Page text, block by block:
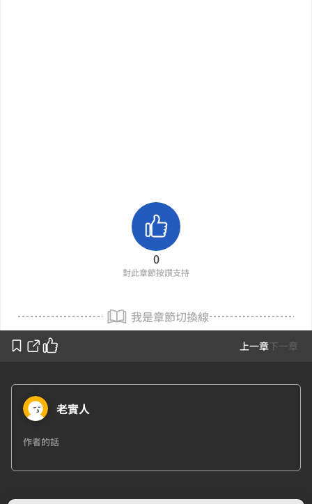
上一章下一章
0
對此章節按讚支持
我是章節切換線
老實人
作者的話